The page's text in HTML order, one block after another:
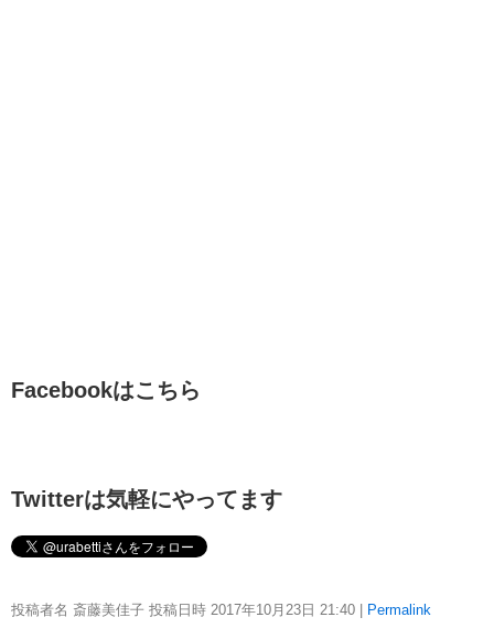
Facebookはこちら
Twitterは気軽にやってます
投稿者名 斎藤美佳子 投稿日時 2017年10月23日 21:40 | Permalink